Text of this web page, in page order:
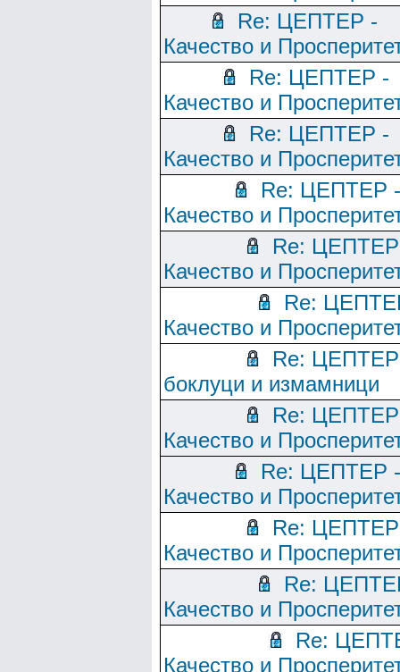
Re: ЦЕПТЕР -
Качество и
Re: ЦЕПТЕР -
Качество и
Re: ЦЕПТЕР -
Качество и
Re: ЦЕПТЕР -
Качество и
Re:
Качество и
Re:
Качество и
Re:
боклуци и измамници
Re:
Качество и
Re: ЦЕПТЕР -
Качество и
Re:
Качество и
Re:
Качество и
Re:
Качество и